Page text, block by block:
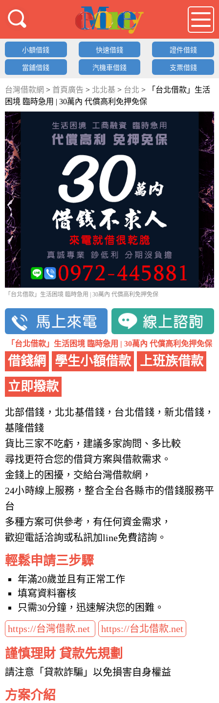
借錢LOGO
小額借錢 快速借錢 證件借錢
當鋪借錢 汽機車借錢 支票借錢
台灣借款網 > 首頁廣告 > 北北基 > 台北 >
「台北借款」生活
困境 臨時急用 | 30萬內 代償高利免押免保
「台北借款」生活困境 臨時急用 | 30萬內 代償高利免押免保
「台北借款」生活困境 臨時急用 | 30萬內 代償高利免押免保
借錢網 學生小額借款
上班族借款
立即撥款
北部借錢，北北基借錢，台北借錢，新北借錢，
基隆借錢
貨比三家不吃虧，建議多家詢問、多比較
尋找更符合您的借貸方案與借款需求。
金錢上的困擾，交給台灣借款網，
24小時線上服務，整合全台各縣市的借錢服務平
台
多種方案可供參考，有任何資金需求，
歡迎電話洽詢或私訊加line免費諮詢。
輕鬆申請三步驟
年滿20歲並且有正常工作
填寫資料審核
只需30分鐘，迅速解決您的困難。
https://台灣借款.net
https://台北借款.net
謹慎理財 貸款先規劃
請注意「貸款詐騙」以免損害自身權益
方案介紹